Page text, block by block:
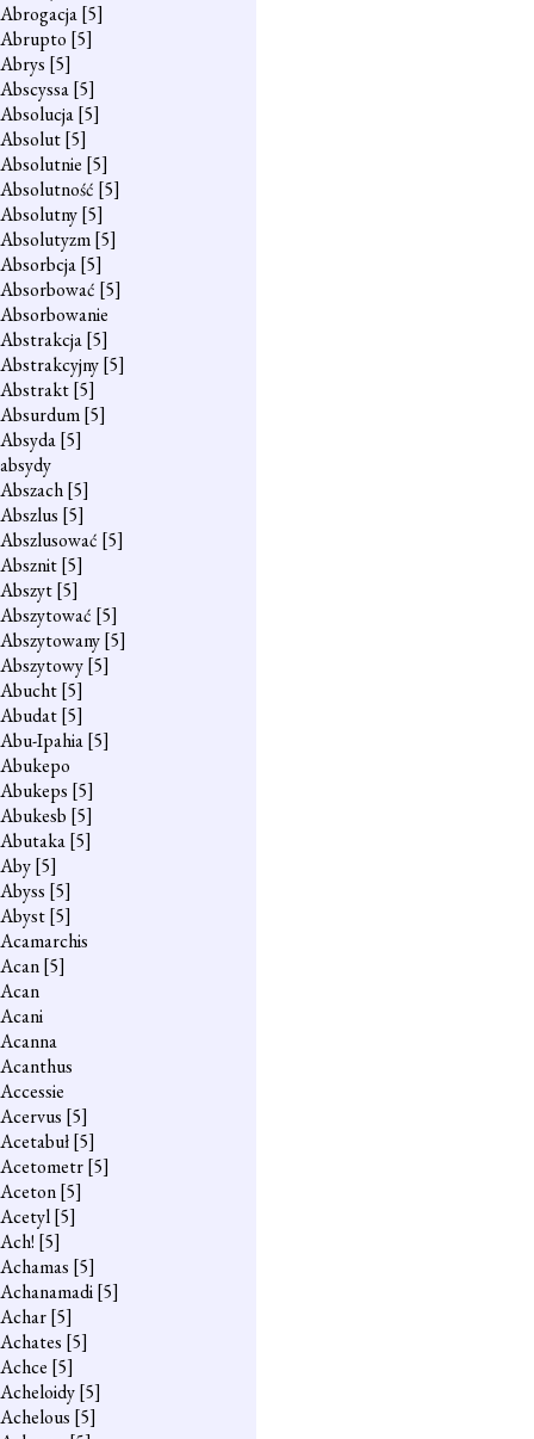
Abrogacja[5]
Abrupto [5]
Abrys [5]
Abscyssa[5]
Absolucja[5]
Absolut[5]
Absolutnie [5]
Absolutność [5]
Absolutny[5]
Absolutyzm[5]
Absorbcja[5]
Absorbować [5]
Absorbowanie
Abstrakcja[5]
Abstrakcyjny[5]
Abstrakt[5]
Absurdum[5]
Absyda[5]
absydy
Abszach[5]
Abszlus [5]
Abszlusować [5]
Absznit[5]
Abszyt[5]
Abszytować [5]
Abszytowany[5]
Abszytowy[5]
Abucht[5]
Abudat[5]
Abu-Ipahia[5]
Abukepo
Abukeps [5]
Abukesb [5]
Abutaka[5]
Aby[5]
Abyss [5]
Abyst[5]
Acamarchis
Acan[5]
Acan
Acani
Acanna
Acanthus
Accessie
Acervus [5]
Acetabuł[5]
Acetometr[5]
Aceton[5]
Acetyl[5]
Ach! [5]
Achamas [5]
Achanamadi[5]
Achar[5]
Achates [5]
Achce [5]
Acheloidy[5]
Achelous [5]